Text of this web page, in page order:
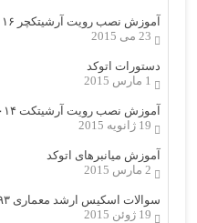
آموزش نصب رویت آرشیتکچر ۲۰۱۶
23 می 2015
دستورات اتوکد
1 مارس 2015
آموزش نصب رویت آرشیتکت ۲۰۱۴
19 ژانویه 2015
آموزش میانبرهای اتوکد
2 مارس 2015
سوالات اسکیس ارشد معماری ۹۳
19 ژوئن 2015